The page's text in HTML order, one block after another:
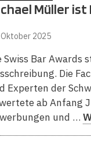
Müller
2025
Swiss Bar Awards
Die
Experten der
ab Anfang
und …